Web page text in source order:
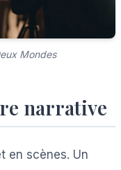
Mondes
narrative
en scènes. Un